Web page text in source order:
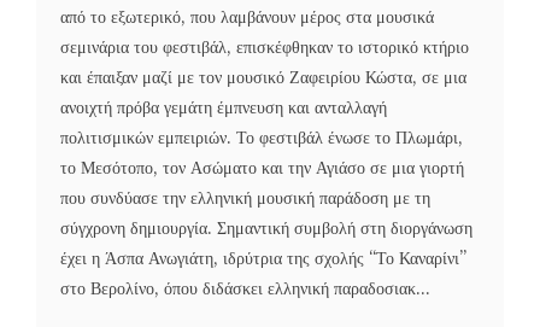
από το εξωτερικό, που λαμβάνουν μέρος στα μουσικά
σεμινάρια του φεστιβάλ, επισκέφθηκαν το ιστορικό κτήριο
και έπαιξαν μαζί με τον μουσικό Ζαφειρίου Κώστα, σε μια
ανοιχτή πρόβα γεμάτη έμπνευση και ανταλλαγή
πολιτισμικών εμπειριών. Το φεστιβάλ ένωσε το Πλωμάρι,
το Μεσότοπο, τον Ασώματο και την Αγιάσο σε μια γιορτή
που συνδύασε την ελληνική μουσική παράδοση με τη
σύγχρονη δημιουργία. Σημαντική συμβολή στη διοργάνωση
έχει η Άσπα Ανωγιάτη, ιδρύτρια της σχολής “Το Καναρίνι”
στο Βερολίνο, όπου διδάσκει ελληνική παραδοσιακ...